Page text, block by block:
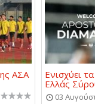
ΑΣΑ
Ενισχύει
Ελλάς
03